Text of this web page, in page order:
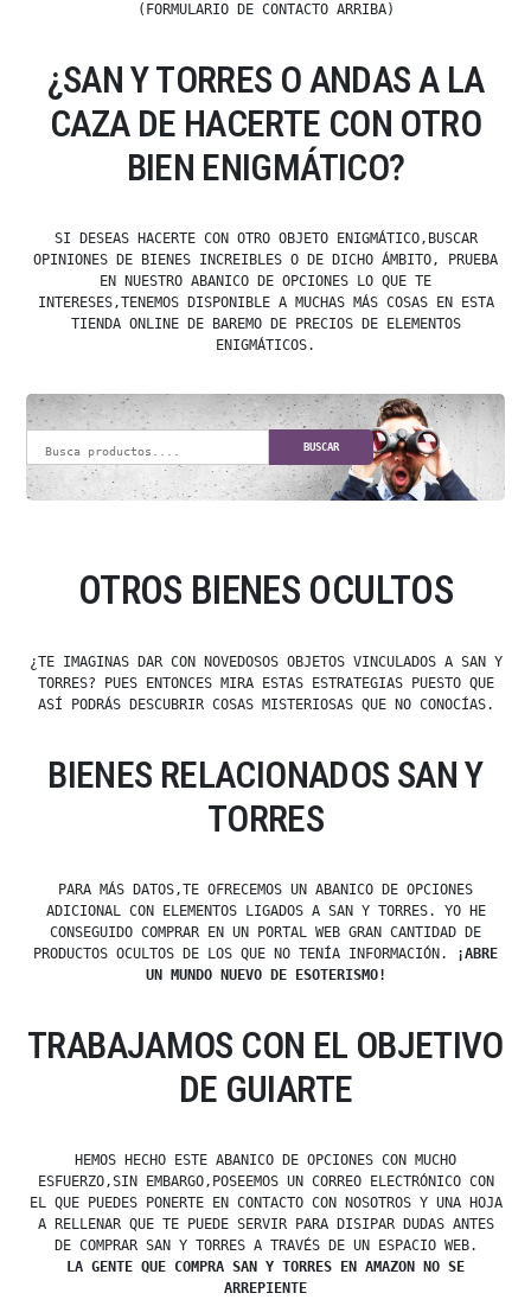
(FORMULARIO DE CONTACTO ARRIBA)
¿SAN Y TORRES O ANDAS A LA
CAZA DE HACERTE CON OTRO
BIEN ENIGMÁTICO?
SI DESEAS HACERTE CON OTRO OBJETO ENIGMÁTICO,BUSCAR
OPINIONES DE BIENES INCREIBLES O DE DICHO ÁMBITO, PRUEBA
EN NUESTRO ABANICO DE OPCIONES LO QUE TE
INTERESES,TENEMOS DISPONIBLE A MUCHAS MÁS COSAS EN ESTA
TIENDA ONLINE DE BAREMO DE PRECIOS DE ELEMENTOS
ENIGMÁTICOS.
BUSCAR
OTROS BIENES OCULTOS
¿TE IMAGINAS DAR CON NOVEDOSOS OBJETOS VINCULADOS A SAN Y
TORRES? PUES ENTONCES MIRA ESTAS ESTRATEGIAS PUESTO QUE
ASÍ PODRÁS DESCUBRIR COSAS MISTERIOSAS QUE NO CONOCÍAS.
BIENES RELACIONADOS SAN Y
TORRES
PARA MÁS DATOS,TE OFRECEMOS UN ABANICO DE OPCIONES
ADICIONAL CON ELEMENTOS LIGADOS A SAN Y TORRES. YO HE
CONSEGUIDO COMPRAR EN UN PORTAL WEB GRAN CANTIDAD DE
PRODUCTOS OCULTOS DE LOS QUE NO TENÍA INFORMACIÓN.
¡ABRE
UN MUNDO NUEVO DE ESOTERISMO!
TRABAJAMOS CON EL OBJETIVO
DE GUIARTE
HEMOS HECHO ESTE ABANICO DE OPCIONES CON MUCHO
ESFUERZO,SIN EMBARGO,POSEEMOS UN CORREO ELECTRÓNICO CON
EL QUE PUEDES PONERTE EN CONTACTO CON NOSOTROS Y UNA HOJA
A RELLENAR QUE TE PUEDE SERVIR PARA DISIPAR DUDAS ANTES
DE COMPRAR SAN Y TORRES A TRAVÉS DE UN ESPACIO WEB.
LA GENTE QUE COMPRA SAN Y TORRES EN AMAZON NO SE
ARREPIENTE